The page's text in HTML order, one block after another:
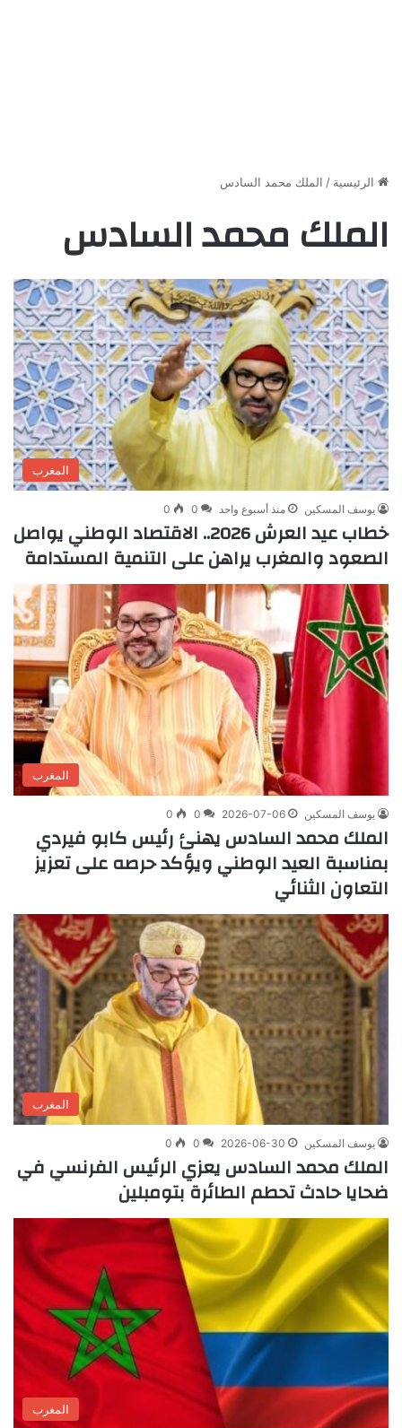
الرئيسية / الملك محمد السادس
الملك محمد السادس
المغرب
يوسف المسكين منذ أسبوع واحد 0
0
خطاب عيد العرش 2026.. الاقتصاد الوطني يواصل
الصعود والمغرب يراهن على التنمية المستدامة
المغرب
يوسف المسكين 2026-07-06
0
0
الملك محمد السادس يهنئ رئيس كابو فيردي
بمناسبة العيد الوطني ويؤكد حرصه على تعزيز
التعاون الثنائي
المغرب
يوسف المسكين 2026-06-30
0
0
الملك محمد السادس يعزي الرئيس الفرنسي في
ضحايا حادث تحطم الطائرة بتومبلين
المغرب